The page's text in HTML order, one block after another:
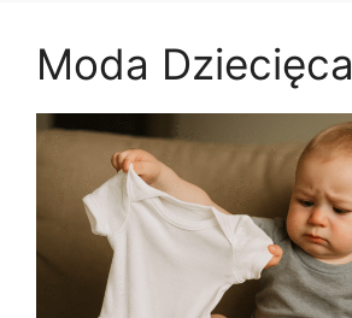
Moda Dziecięca